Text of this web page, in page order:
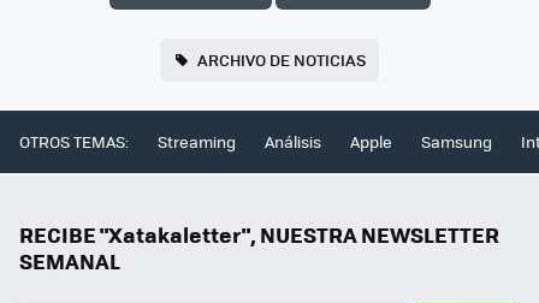
ARCHIVO DE NOTICIAS
OTROS TEMAS: Streaming Análisis Apple Samsung
RECIBE "Xatakaletter", NUESTRA NEWSLETTER
SEMANAL